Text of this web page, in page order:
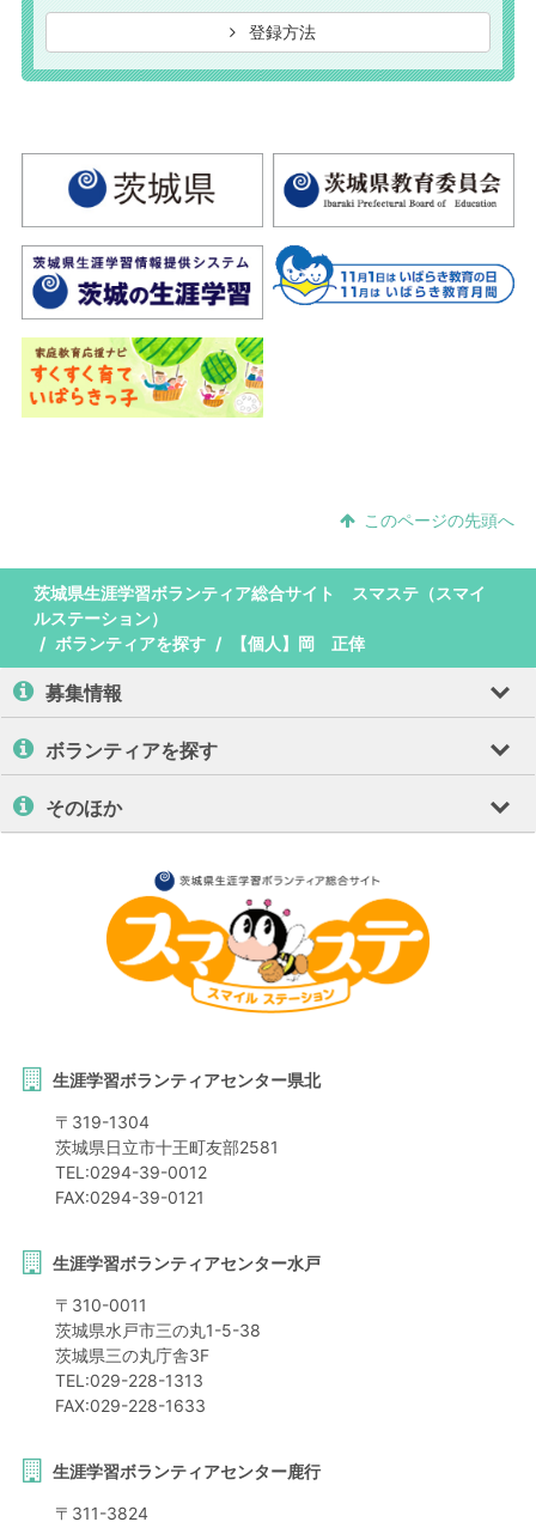
登録方法
このページの先頭へ
茨城県生涯学習ボランティア総合サイト スマステ（スマイ
ルステーション）
ボランティアを探す
【個人】岡 正倖
募集情報
ボランティアを探す
そのほか
生涯学習ボランティアセンター県北
〒 319-1304
茨城県日立市十王町友部2581
TEL:0294-39-0012
FAX:0294-39-0121
生涯学習ボランティアセンター水戸
〒 310-0011
茨城県水戸市三の丸1-5-38
茨城県三の丸庁舎3F
TEL:029-228-1313
FAX:029-228-1633
生涯学習ボランティアセンター鹿行
〒 311-3824